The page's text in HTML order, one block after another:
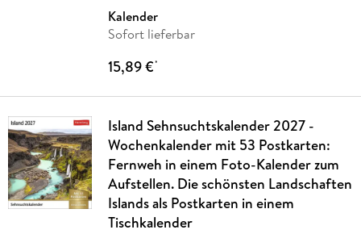
Kalender
Sofort lieferbar
15,89 €*
Island Sehnsuchtskalender 2027 -
Wochenkalender mit 53 Postkarten:
Fernweh in einem Foto-Kalender zum
Aufstellen. Die schönsten Landschaften
Islands als Postkarten in einem
Tischkalender